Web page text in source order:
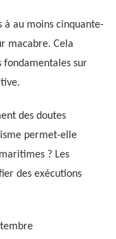
à au moins cinquante-
macabre. Cela
fondamentales sur
des doutes
permet-elle
? Les
des exécutions